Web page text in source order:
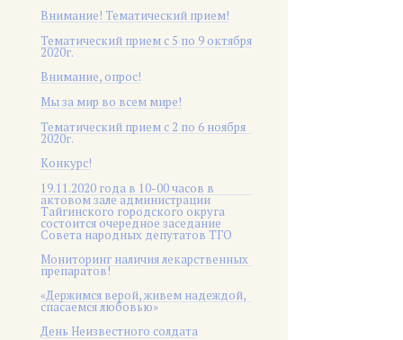
Внимание! Тематический прием!
Тематический прием с 5 по 9 октября
2020г.
Внимание, опрос!
Мы за мир во всем мире!
Тематический прием с 2 по 6 ноября
2020г.
Конкурс!
19.11.2020 года в 10-00 часов в
актовом зале администрации
Тайгинского городского округа
состоится очередное заседание
Совета народных депутатов ТГО
Мониторинг наличия лекарственных
препаратов!
«Держимся верой, живем надеждой,
спасаемся любовью»
День Неизвестного солдата